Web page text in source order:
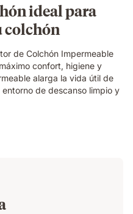
ideal para
colchón
de Colchón Impermeable
confort, higiene y
alarga la vida útil de
de descanso limpio y